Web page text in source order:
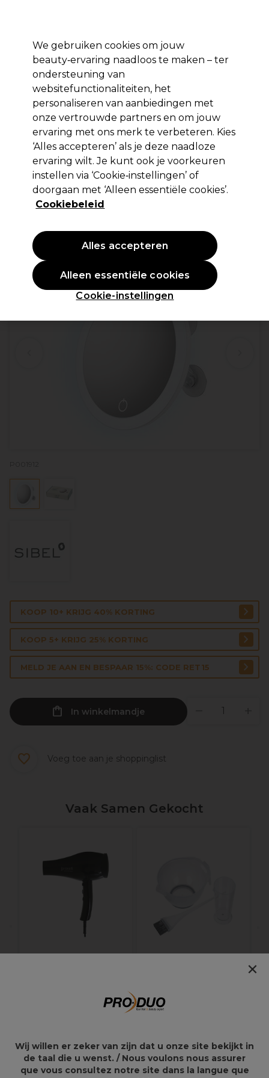
Aanmelden
Merken Deals 🌟 Haar Elektra Beauty
Volgende dag geleverd*
Na verzending, maandag t/m vrijdag
Sibel Melonie Vergrotende Spiegel x10 LED
(1)
55,49 €
PROMOTIE
KOOP 10+ KRIJG 40% KORTING
KOOP 5+ KRIJG 25% KORTING
MELD JE AAN EN BESPAAR 15%: CODE RET15
In winkelmandje
Voeg toe aan je shoppinglist
Vaak Samen Gekocht
138,15€ 6,15€
We gebruiken cookies om jouw
beauty‑ervaring naadloos te maken – ter
ondersteuning van
websitefunctionaliteiten, het
personaliseren van aanbiedingen met
onze vertrouwde partners en om jouw
ervaring met ons merk te verbeteren. Kies
‘Alles accepteren’ als je deze naadloze
ervaring wilt. Je kunt ook je voorkeuren
instellen via ‘Cookie‑instellingen’ of
doorgaan met ‘Alleen essentiële cookies’.
Cookiebeleid
Cookie-instellingen
Alleen essentiële cookies
Alles accepteren
Wij willen er zeker van zijn dat u onze site bekijkt in
de taal die u wenst. / Nous voulons nous assurer
que vous consultez notre site dans la langue que
×